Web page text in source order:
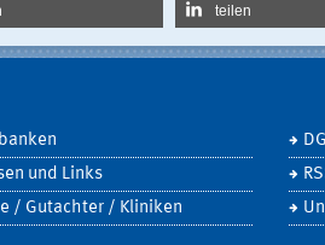
teilen
und Links
/ Gutachter / Kliniken